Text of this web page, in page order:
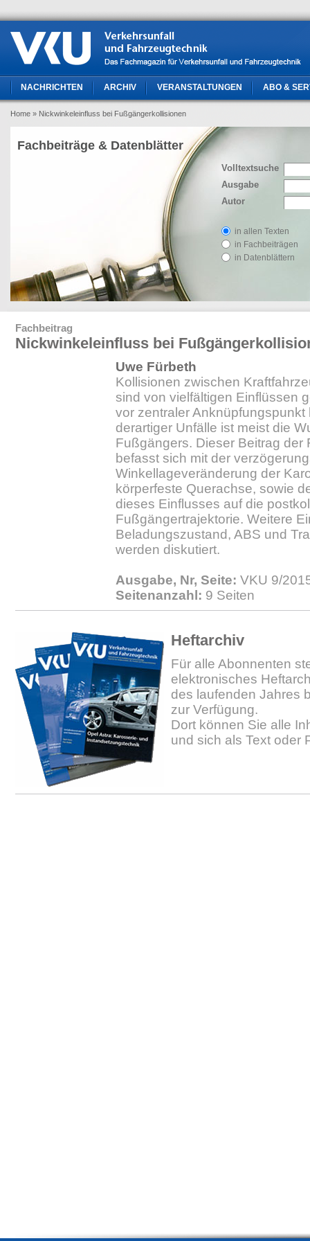
NACHRICHTEN ARCHIV VERANSTALTUNGEN ABO &
Home » Nickwinkeleinfluss bei Fußgängerkollisionen
Volltextsuche
Ausgabe
Autor
in allen Texten
in Fachbeiträgen
in Datenblättern
Fachbeiträge & Datenblätter
Fachbeitrag
Nickwinkeleinfluss bei
Uwe Fürbeth
Kollisionen zwischen
sind von vielfältigen Einflüssen
vor zentraler
derartiger Unfälle ist meist die
Fußgängers. Dieser Beitrag der
befasst sich mit der
Winkellageveränderung der
körperfeste Querachse, sowie
dieses Einflusses auf die
Fußgängertrajektorie. Weitere
Beladungszustand, ABS und
werden diskutiert.
Ausgabe, Nr, Seite: VKU 9/
Seitenanzahl: 9 Seiten
Heftarchiv
Für alle Abonnenten
elektronisches
des laufenden Jahres
zur Verfügung.
Dort können Sie alle
und sich als Text oder